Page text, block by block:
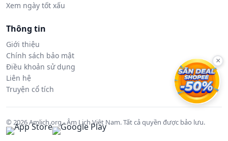
Xem ngày tốt xấu
Thông tin
Giới thiệu
Chính sách bảo mật
Điều khoản sử dụng
Liên hệ
Truyện cổ tích
© 2026 Amlich.org - Âm Lịch Việt Nam. Tất cả quyền được bảo lưu.
×